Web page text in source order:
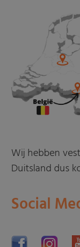
Wij hebben
Duitsland dus
Social